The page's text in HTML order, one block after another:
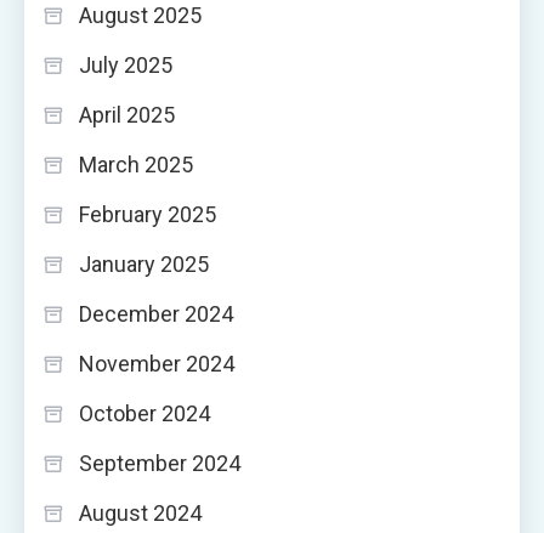
August 2025
July 2025
April 2025
March 2025
February 2025
January 2025
December 2024
November 2024
October 2024
September 2024
August 2024